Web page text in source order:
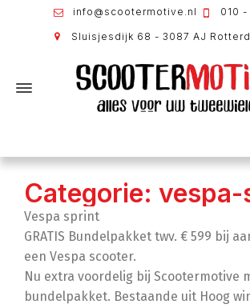
info@scootermotive.nl 010 -
Sluisjesdijk 68 - 3087 AJ
Categorie:
Vespa sprint
GRATIS Bundelpakket twv. € 599 bij
een Vespa scooter.
Nu extra voordelig bij Scootermotive
bundelpakket. Bestaande uit Hoog